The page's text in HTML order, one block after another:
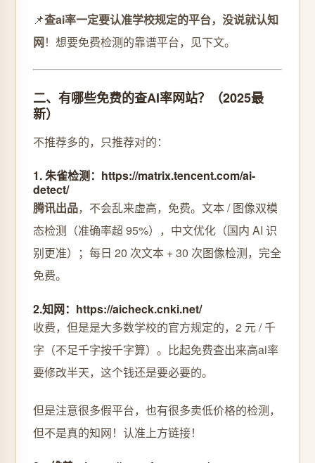
📌查ai率一定要认准学校规定的平台，没说就认知
网！想要免费检测的靠谱平台，见下文。
二、有哪些免费的查AI率网站？（2025最
新）
不推荐多的，只推荐对的：
1. 朱雀检测：https://matrix.tencent.com/ai-
detect/
腾讯出品，不会乱来虚高，免费。文本 / 图像双模
态检测（准确率超 95%），中文优化（国内 AI 识
别更准）；每日 20 次文本 + 30 次图像检测，完全
免费。
2.知网：https://aicheck.cnki.net/
收费，但是是大多数学校的官方规定的，2 元 / 千
字（不足千字按千字算）。比起免费查出来高ai率
要修改半天，这个钱还是要必要的。
但是注意很多假平台，也有很多卖低价格的检测，
但不是真的知网！认准上方链接！